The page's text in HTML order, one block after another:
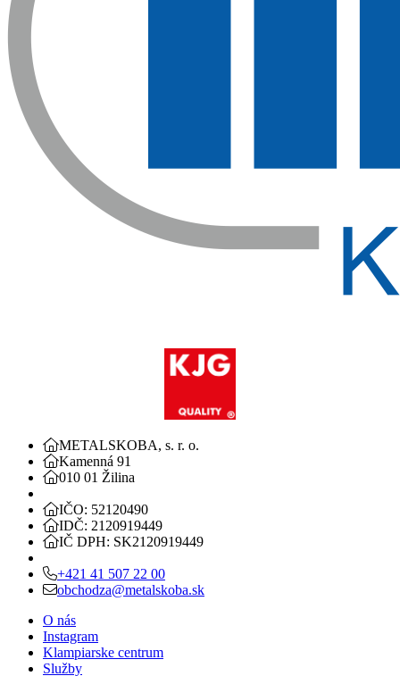
METALSKOBA, s. r. o.
Kamenná 91
010 01 Žilina
IČO: 52120490
IDČ: 2120919449
IČ DPH: SK2120919449
+421 41 507 22 00
obchodza@metalskoba.sk
O nás
Instagram
Klampiarske centrum
Služby